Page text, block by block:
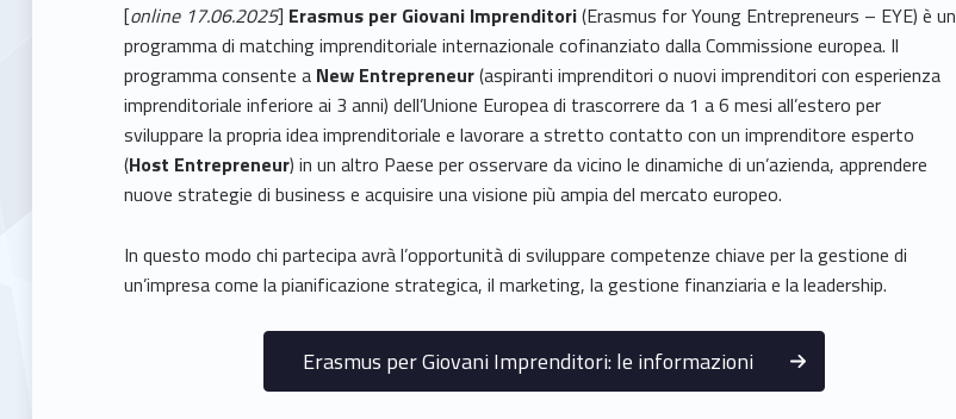
[online 17.06.2025] Erasmus per Giovani Imprenditori(Erasmus for Young Entrepreneurs – EYE) è un
programma di matching imprenditoriale internazionale cofinanziato dalla Commissione europea. Il
programma consente a New Entrepreneur(aspiranti imprenditori o nuovi imprenditori con esperienza
imprenditoriale inferiore ai 3 anni) dell’Unione Europea di trascorrere da 1 a 6 mesi all’estero per
sviluppare la propria idea imprenditoriale e lavorare a stretto contatto con un imprenditore esperto
(Host Entrepreneur) in un altro Paese per osservare da vicino le dinamiche di un’azienda, apprendere
nuove strategie di business e acquisire una visione più ampia del mercato europeo.
In questo modo chi partecipa avrà l’opportunità di sviluppare competenze chiave per la gestione di
un’impresa come la pianificazione strategica, il marketing, la gestione finanziaria e la leadership.
Erasmus per Giovani Imprenditori: le informazioni